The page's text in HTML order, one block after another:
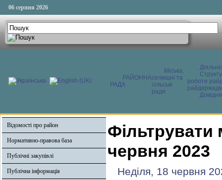
06 серпня 2026
РАЙОННА
РАДА
Міська,
селищні та
сільські
ради
роботи
Відомості про район
Нормативно-правова база
Публічні закупівлі
Публічна інформація
Фільтрувати
червня 2023
Неділя, 18 червня